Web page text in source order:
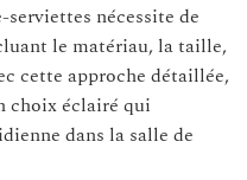
nécessite de
le matériau, la taille,
cette approche détaillée,
choix éclairé qui
dans la salle de